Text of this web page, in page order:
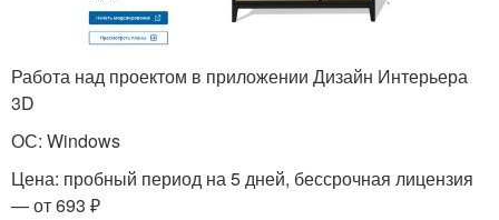
Работа над проектом в приложении Дизайн Интерьера
3D
ОС: Windows
Цена: пробный период на 5 дней, бессрочная лицензия
— от 693 ₽